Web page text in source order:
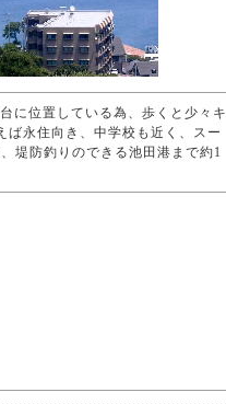
に位置している為、歩くと少々キ
ば永住向き、中学校も近く、スー
堤防釣りのできる池田港まで約1